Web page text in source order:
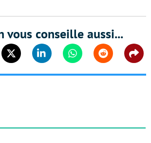
vous conseille aussi...
Twitter Linkedin WhatsappReddit